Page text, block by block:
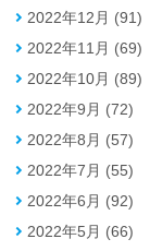
2022年12月 (91)
2022年11月 (69)
2022年10月 (89)
2022年9月 (72)
2022年8月 (57)
2022年7月 (55)
2022年6月 (92)
2022年5月 (66)